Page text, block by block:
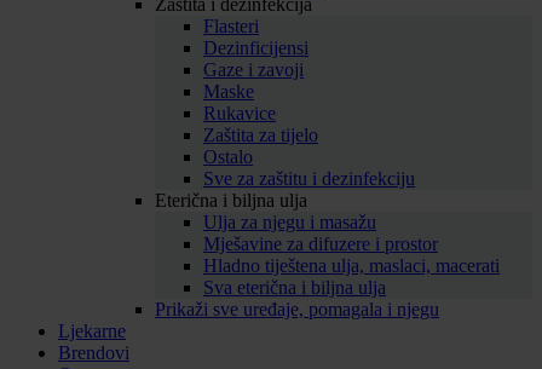
Zaštita i dezinfekcija
Flasteri
Dezinficijensi
Gaze i zavoji
Maske
Rukavice
Zaštita za tijelo
Ostalo
Sve za zaštitu i dezinfekciju
Eterična i biljna ulja
Ulja za njegu i masažu
Mješavine za difuzere i prostor
Hladno tiještena ulja, maslaci, macerati
Sva eterična i biljna ulja
Prikaži sve uređaje, pomagala i njegu
Ljekarne
Brendovi